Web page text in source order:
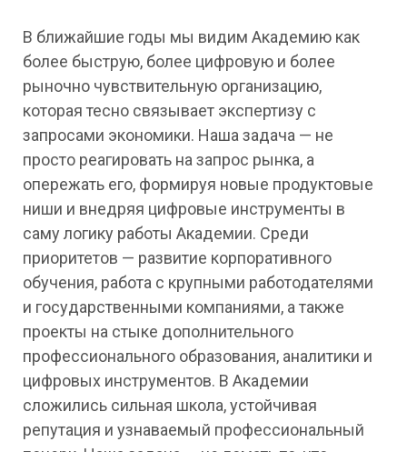
В ближайшие годы мы видим Академию как
более быструю, более цифровую и более
рыночно чувствительную организацию,
которая тесно связывает экспертизу с
запросами экономики. Наша задача — не
просто реагировать на запрос рынка, а
опережать его, формируя новые продуктовые
ниши и внедряя цифровые инструменты в
саму логику работы Академии. Среди
приоритетов — развитие корпоративного
обучения, работа с крупными работодателями
и государственными компаниями, а также
проекты на стыке дополнительного
профессионального образования, аналитики и
цифровых инструментов. В Академии
сложились сильная школа, устойчивая
репутация и узнаваемый профессиональный